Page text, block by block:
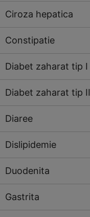
Ciroza hepatica
Constipatie
Diabet zaharat tip I
Diabet zaharat tip II
Diaree
Dislipidemie
Duodenita
Gastrita